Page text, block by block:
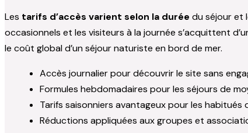
Les tarifs d’accès varient selon la durée du séjour et
occasionnels et les visiteurs à la journée s’acquittent
le coût global d’un séjour naturiste en bord de mer.
Accès journalier pour découvrir le site sans
Formules hebdomadaires pour les séjours de
Tarifs saisonniers avantageux pour les habitués
Réductions appliquées aux groupes et